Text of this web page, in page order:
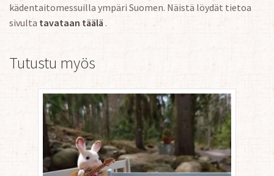
kädentaitomessuilla ympäri Suomen. Näistä löydät tietoa
sivulta tavataan täälä .
Tutustu myös